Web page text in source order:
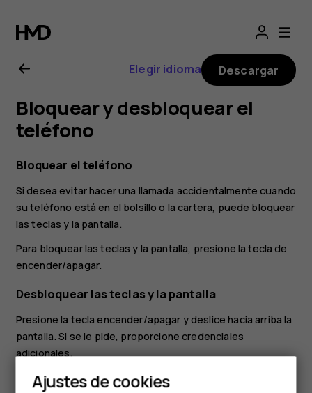
Manual
del
usuario
de
Nokia
C20
Smartphones
Elegir idioma Descargar
Bloquear y desbloquear el
teléfono
Bloquear el teléfono
Si desea evitar hacer una llamada accidentalmente cuando
su teléfono está en el bolsillo o la cartera, puede bloquear
las teclas y la pantalla.
Para bloquear las teclas y la pantalla, presione la tecla de
encender/apagar.
Desbloquear las teclas y la pantalla
Presione la tecla encender/apagar y deslice hacia arriba la
pantalla. Si se le pide, proporcione credenciales
adicionales.
Ajustes de cookies